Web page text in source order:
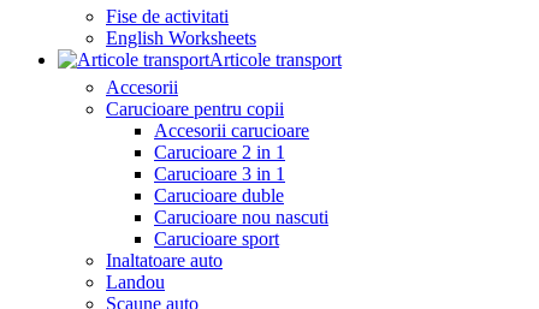
Fise de activitati
English Worksheets
Articole transport
Accesorii
Carucioare pentru copii
Accesorii carucioare
Carucioare 2 in 1
Carucioare 3 in 1
Carucioare duble
Carucioare nou nascuti
Carucioare sport
Inaltatoare auto
Landou
Scaune auto